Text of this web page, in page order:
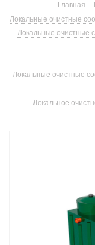
Главная -
Локальные очистные
Локальные очистные
Локальные очистные
-
Локальное